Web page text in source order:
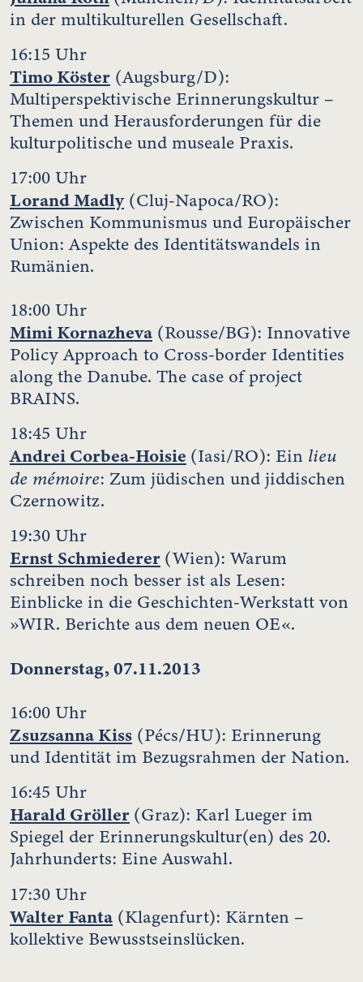
in der multikulturellen Gesellschaft.
16:15 Uhr
Timo Köster (Augsburg/D):
Multiperspektivische Erinnerungskultur –
Themen und Herausforderungen für die
kulturpolitische und museale Praxis.
17:00 Uhr
Lorand Madly(Cluj-Napoca/RO):
Zwischen Kommunismus und Europäischer
Union: Aspekte des Identitätswandels in
Rumänien.
18:00 Uhr
Mimi Kornazheva (Rousse/BG): Innovative
Policy Approach to Cross-border Identities
along the Danube. The case of project
BRAINS.
18:45 Uhr
Andrei Corbea-Hoisie (Iasi/RO): Ein lieu
de mémoire: Zum jüdischen und jiddischen
Czernowitz.
19:30 Uhr
Ernst Schmiederer (Wien): Warum
schreiben noch besser ist als Lesen:
Einblicke in die Geschichten-Werkstatt von
»WIR. Berichte aus dem neuen OE«.
Donnerstag, 07.11.2013
16:00 Uhr
Zsuzsanna Kiss (Pécs/HU): Erinnerung
und Identität im Bezugsrahmen der Nation.
16:45 Uhr
Harald Gröller (Graz): Karl Lueger im
Spiegel der Erinnerungskultur(en) des 20.
Jahrhunderts: Eine Auswahl.
17:30 Uhr
Walter Fanta (Klagenfurt): Kärnten –
kollektive Bewusstseinslücken.